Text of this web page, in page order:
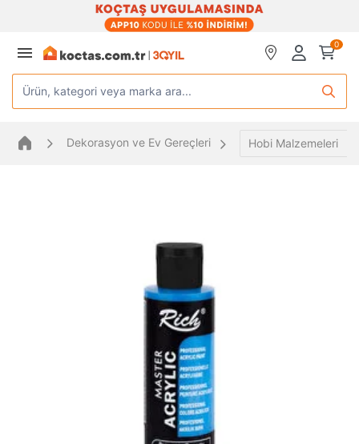
0
Ürün, kategori veya marka ara...
Dekorasyon ve Ev Gereçleri Hobi Malzemeleri